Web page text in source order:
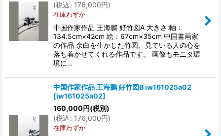
(税込: 176,000円)
在庫わずか
中国作家作品 王海鵬 好竹図A 大きさ:軸：
134.5cm×42cm 絵：67cm×35cm 中国書画家
の作品 余白を生かした竹図、見ている人の心を
落ち着かせてくれる作品です。 画像もモニタ環
境に…
中国作家作品 王海鵬 好竹図B iw161025a02
[iw161025a02]
160,000円(税別)
(税込: 176,000円)
在庫わずか